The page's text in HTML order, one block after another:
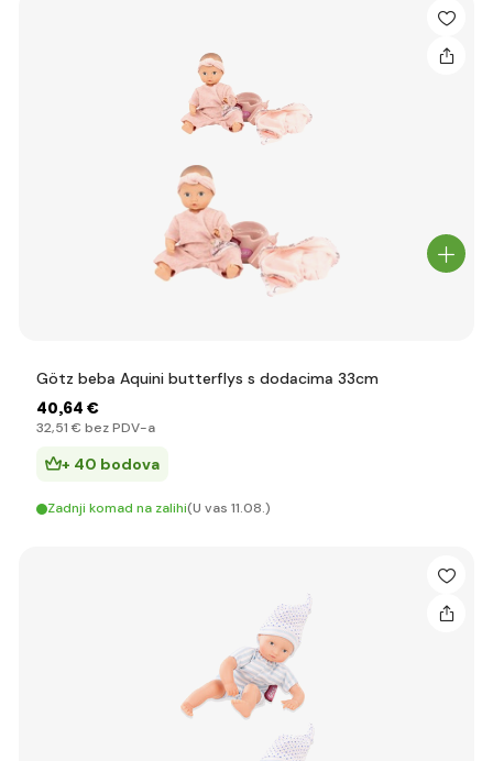
Götz beba Aquini butterflys s dodacima 33cm
40,64 €
32,51 € bez PDV-a
+ 40 bodova
Zadnji komad na zalihi(U vas 11.08.)